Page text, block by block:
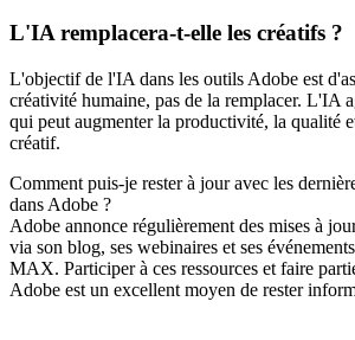
L'IA remplacera-t-elle les créatifs ?
L'objectif de l'IA dans les outils Adobe est
créativité humaine, pas de la remplacer. L'IA
qui peut augmenter la productivité, la qualité
créatif.
Comment puis-je rester à jour avec les
dans Adobe ?
Adobe annonce régulièrement des mises à
via son blog, ses webinaires et ses
MAX. Participer à ces ressources et faire
Adobe est un excellent moyen de rester